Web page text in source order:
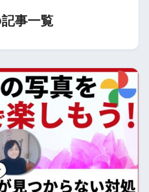
事一覧